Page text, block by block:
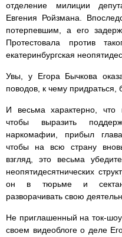
отделение милиции
Евгения Ройзмана.
потерпевшим, а его
Протестовала против
екатеринбургская
Увы, у Егора Бычкова
поводов, к чему придраться,
И весьма характерно, что
чтобы выразить
наркомафии, прибыл
чтобы на всю страну
взгляд, это весьма
неопятидесятнических
он в тюрьме и
разворачивать свою
Не приглашенный на ток-
своем видеоблоге о деле